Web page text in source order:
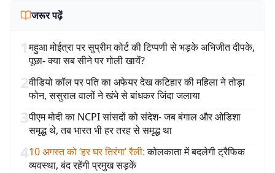
जरूर पढ़ें
1महुआ मोईत्रा पर सुप्रीम कोर्ट की टिप्पणी से भड़के अभिजीत दीपके,
पूछा- क्या सब सीने पर गोली खायें?
2वीडियो कॉल पर पति का अफेयर देख कटिहार की महिला ने तोड़ा
फोन, ससुराल वालों ने खंभे से बांधकर जिंदा जलाया
3पीएम मोदी का NCPI सांसदों को संदेश- जब बंगाल और ओडिशा
समृद्ध थे, तब भारत भी हर तरह से समृद्ध था
410 अगस्त को ‘हर घर तिरंगा’ रैली: कोलकाता में बदलेगी ट्रैफिक
व्यवस्था, बंद रहेंगी प्रमुख सड़कें